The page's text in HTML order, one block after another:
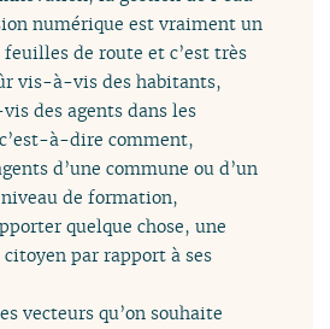
numérique est vraiment un
de route et c’est très
vis-à-vis des habitants,
des agents dans les
à-dire comment,
d’une commune ou d’un
niveau de formation,
quelque chose, une
par rapport à ses
vecteurs qu’on souhaite